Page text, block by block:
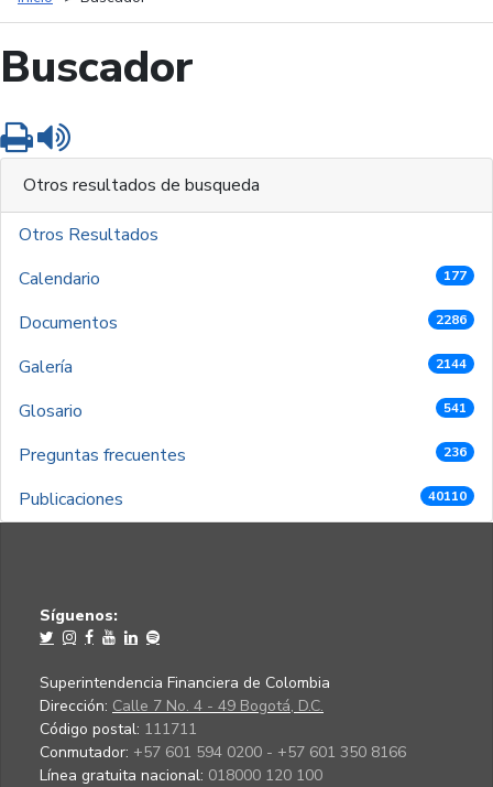
Buscador
Imprimir
Otros resultados de busqueda
Otros Resultados
Calendario
177
Documentos 2286
Galería 2144
Glosario 541
Preguntas frecuentes 236
Publicaciones 40110
Síguenos:
Superintendencia Financiera de Colombia
Dirección: Calle 7 No. 4 - 49 Bogotá, D.C.
Código postal: 111711
Conmutador: +57 601 594 0200 - +57 601 350 8166
Línea gratuita nacional: 018000 120 100